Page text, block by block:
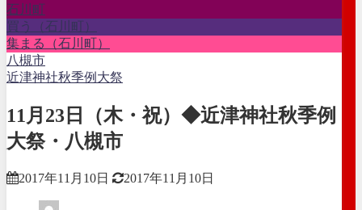
石川町
買う（石川町）
集まる（石川町）
八槻市
近津神社秋季例大祭
11月23日（木・祝）◆近津神社秋季例
大祭・八槻市
2017年11月10日 2017年11月10日